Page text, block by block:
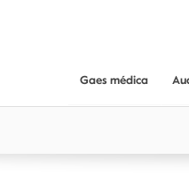
Gaes médica
¿Dónde